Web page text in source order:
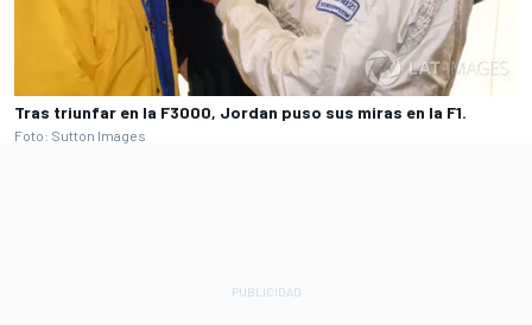
Tras triunfar en la F3000, Jordan puso sus miras en la F1.
Foto: Sutton Images